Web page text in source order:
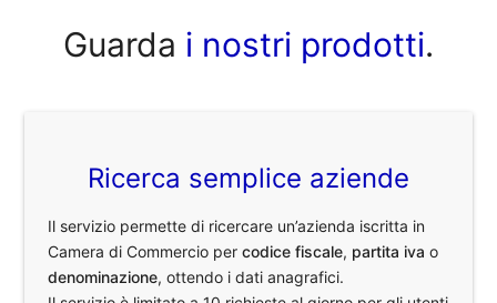
Guarda i nostri prodotti.
Ricerca semplice aziende
Il servizio permette di ricercare un’azienda iscritta in
Camera di Commercio percodice fiscale, partita iva o
denominazione, ottendo i dati anagrafici.